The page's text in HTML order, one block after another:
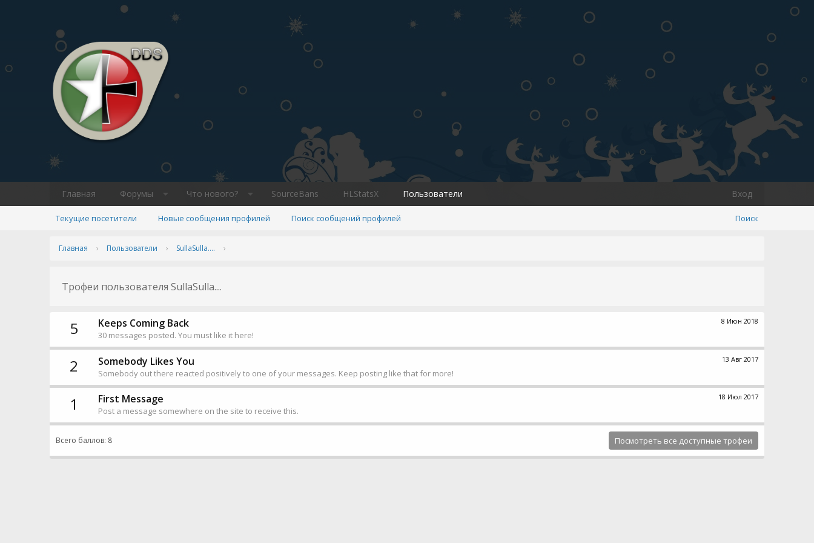
Главная Форумы Что нового? SourceBans HLStatsX Пользователи Вход
Текущие посетители Новые сообщения профилей Поиск сообщений профилей Поиск
Главная Пользователи SullaSulla....
Трофеи пользователя SullaSulla....
5 8 Июн 2018
Keeps Coming Back
30 messages posted. You must like it here!
2 13 Авг 2017
Somebody Likes You
Somebody out there reacted positively to one of your messages. Keep posting like that for more!
1 18 Июл 2017
First Message
Post a message somewhere on the site to receive this.
Всего баллов: 8 Посмотреть все доступные трофеи